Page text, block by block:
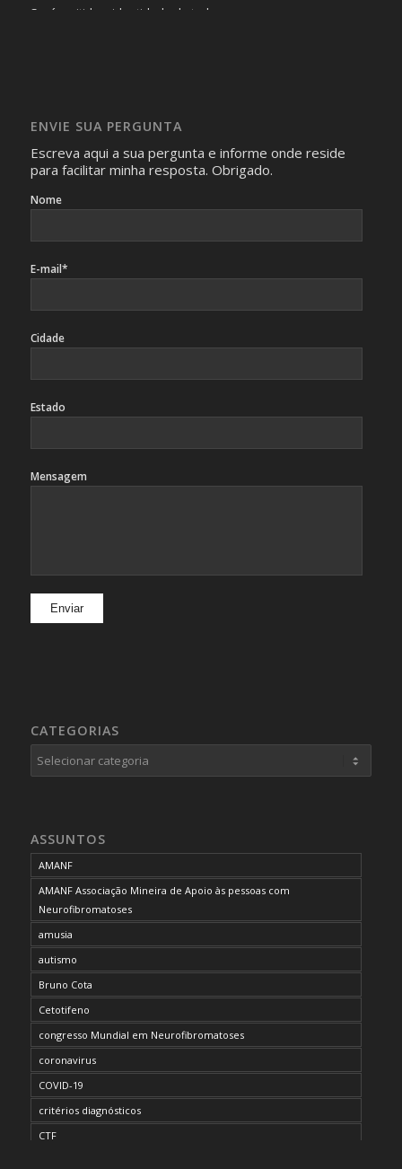
Será omitida a identidade de todas as pessoas que
identificação da pessoa fotografada.
ENVIE SUA PERGUNTA
Escreva aqui a sua pergunta e informe onde reside
para facilitar minha resposta. Obrigado.
Nome
E-mail*
Cidade
Estado
Mensagem
CATEGORIAS
Categorias
ASSUNTOS
AMANF
AMANF Associação Mineira de Apoio às pessoas com
Neurofibromatoses
amusia
autismo
Bruno Cota
Cetotifeno
congresso Mundial em Neurofibromatoses
coronavirus
COVID-19
critérios diagnósticos
CTF